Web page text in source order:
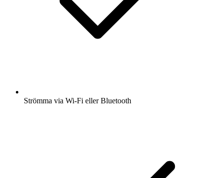
Strömma via Wi-Fi eller Bluetooth